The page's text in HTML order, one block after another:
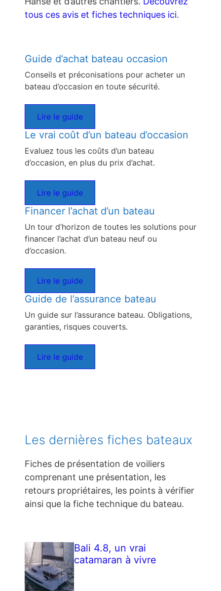
tous ces avis et fiches techniques ici.
Guide d’achat bateau occasion
Conseils et préconisations pour acheter un
bateau d’occasion en toute sécurité.
Lire le guide
Le vrai coût d’un bateau d’occasion
Evaluez tous les coûts d’un bateau
d’occasion, en plus du prix d’achat.
Lire le guide
Financer l’achat d’un bateau
Un tour d’horizon de toutes les solutions pour
financer l’achat d’un bateau neuf ou
d’occasion.
Lire le guide
Guide de l’assurance bateau
Un guide sur l’assurance bateau. Obligations,
garanties, risques couverts.
Lire le guide
Les dernières fiches bateaux
Fiches de présentation de voiliers
comprenant une présentation, les
retours propriétaires, les points à vérifier
ainsi que la fiche technique du bateau.
Bali 4.8, un vrai
catamaran à vivre